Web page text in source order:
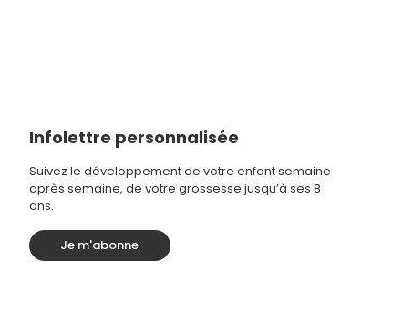
Infolettre personnalisée
Suivez le développement de votre enfant semaine
après semaine, de votre grossesse jusqu’à ses 8
ans.
Je m'abonne